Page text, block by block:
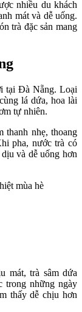
nhiều du khách
mát và dễ uống.
trà đặc sản mang
tại Đà Nẵng. Loại
lá dứa, hoa lài
tự nhiên.
thanh nhẹ, thoang
pha, nước trà có
và dễ uống hơn
mát, trà sâm dứa
trong những ngày
thấy dễ chịu hơn